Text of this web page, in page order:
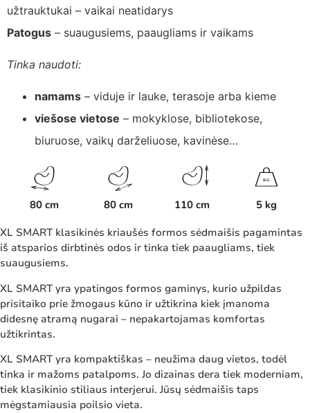
užtrauktukai – vaikai neatidarys
Patogus – suaugusiems, paaugliams ir vaikams
Tinka naudoti:
namams – viduje ir lauke, terasoje arba kieme
viešose vietose – mokyklose, bibliotekose,
biuruose, vaikų darželiuose, kavinėse…
80 cm 80 cm 110 cm
KG
5 kg
XL SMART klasikinės kriaušės formos sėdmaišis pagamintas
iš atsparios dirbtinės odos ir tinka tiek paaugliams, tiek
suaugusiems.
XL SMART yra ypatingos formos gaminys, kurio užpildas
prisitaiko prie žmogaus kūno ir užtikrina kiek įmanoma
didesnę atramą nugarai – nepakartojamas komfortas
užtikrintas.
XL SMART yra kompaktiškas – neužima daug vietos, todėl
tinka ir mažoms patalpoms. Jo dizainas dera tiek moderniam,
tiek klasikinio stiliaus interjerui. Jūsų sėdmaišis taps
mėgstamiausia poilsio vieta.